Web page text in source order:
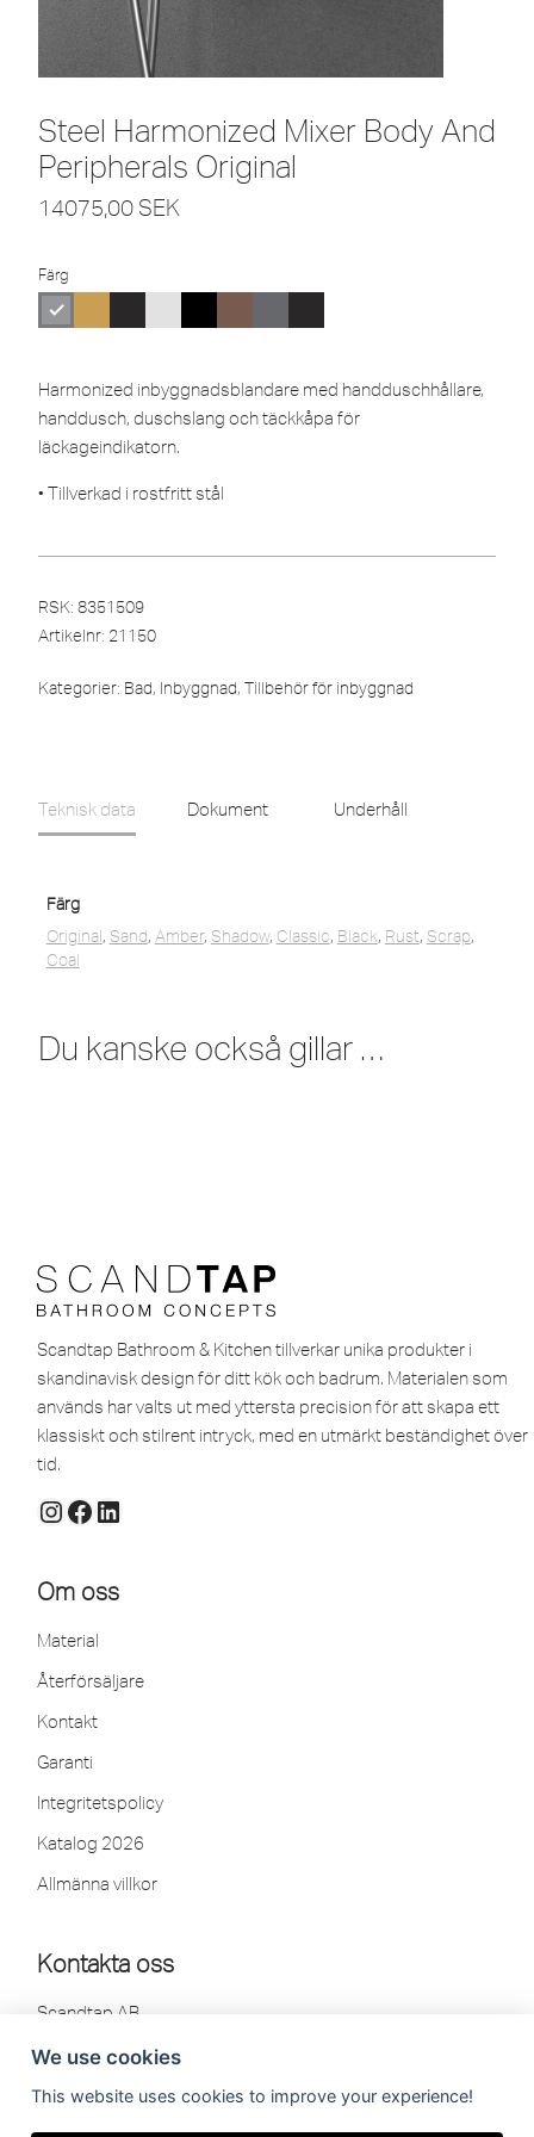
Steel Harmonized Mixer Body And
Peripherals Original
14075,00 SEK
Färg
Harmonized inbyggnadsblandare med handduschhållare,
handdusch, duschslang och täckkåpa för
läckageindikatorn.
• Tillverkad i rostfritt stål
RSK: 8351509
Artikelnr: 21150
Kategorier: Bad, Inbyggnad, Tillbehör för inbyggnad
Teknisk data Dokument Underhåll
Färg
Original, Sand, Amber, Shadow, Classic, Black, Rust, Scrap,
Coal
Du kanske också gillar …
Scandtap Bathroom & Kitchen tillverkar unika produkter i
skandinavisk design för ditt kök och badrum. Materialen som
används har valts ut med yttersta precision för att skapa ett
klassiskt och stilrent intryck, med en utmärkt beständighet över
tid.
Om oss
Material
Återförsäljare
Kontakt
Garanti
Integritetspolicy
Katalog 2026
Allmänna villkor
Kontakta oss
Scandtap AB
302 41 Halmstad, Sweden
Tel: 035-260 75 80
info[at]scandtap.com
We use cookies
This website uses cookies to improve your experience!